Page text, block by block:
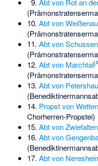
9. Abt von Rot an
10. Abt von Weißenau
11. Abt von
12. Abt von Marchtal[
13. Abt von
14. Propst von
Chorherren-Propstei)
15. Abt von Zwiefalten
16. Abt von
17. Abt von